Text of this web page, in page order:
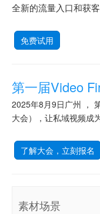
全新的流量入口和获
免费试用
第一届Video
2025年8月9日广州 ，
大会），让私域视频成
了解大会，立刻报名
素材场景